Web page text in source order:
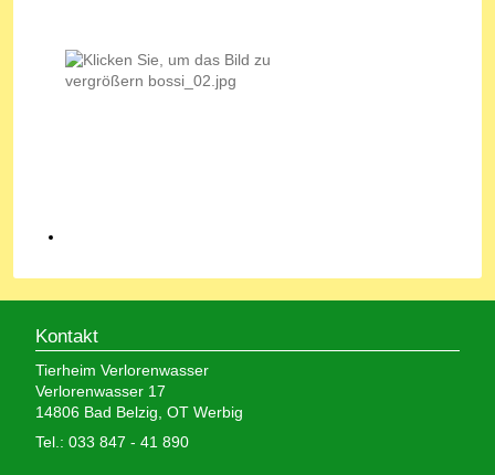
Kontakt
Tierheim Verlorenwasser
Verlorenwasser 17
14806 Bad Belzig, OT Werbig
Tel.: 033 847 - 41 890